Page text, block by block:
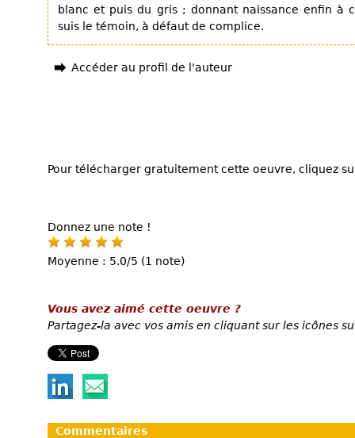
blanc et puis du gris ; donnant naissance enfin à
suis le témoin, à défaut de complice.
Accéder au profil de l'auteur
Pour télécharger gratuitement cette oeuvre, cliquez
Donnez une note !
Moyenne : 5.0/5 (1 note)
Vous avez aimé cette oeuvre ?
Partagez-la avec vos amis en cliquant sur les icônes
Commentaires